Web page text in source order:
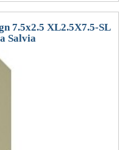
7.5x2.5 XL2.5X7.5-SL
Salvia